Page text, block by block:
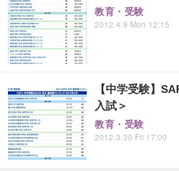
教育・受験
2012.4.9 Mon 12:15
【中学受験】
入試＞
教育・受験
2012.3.30 Fri 17:00